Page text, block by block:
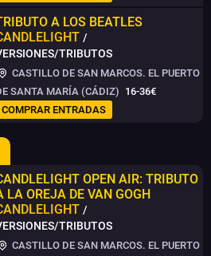
A LOS BEATLES
/
TRIBUTOS
CASTILLO DE SAN MARCOS. EL PUERTO
SANTA MARÍA (CÁDIZ) 16-36€
COMPRAR ENTRADAS
OPEN AIR: TRIBUTO
LA OREJA DE VAN GOGH
/
TRIBUTOS
CASTILLO DE SAN MARCOS. EL PUERTO